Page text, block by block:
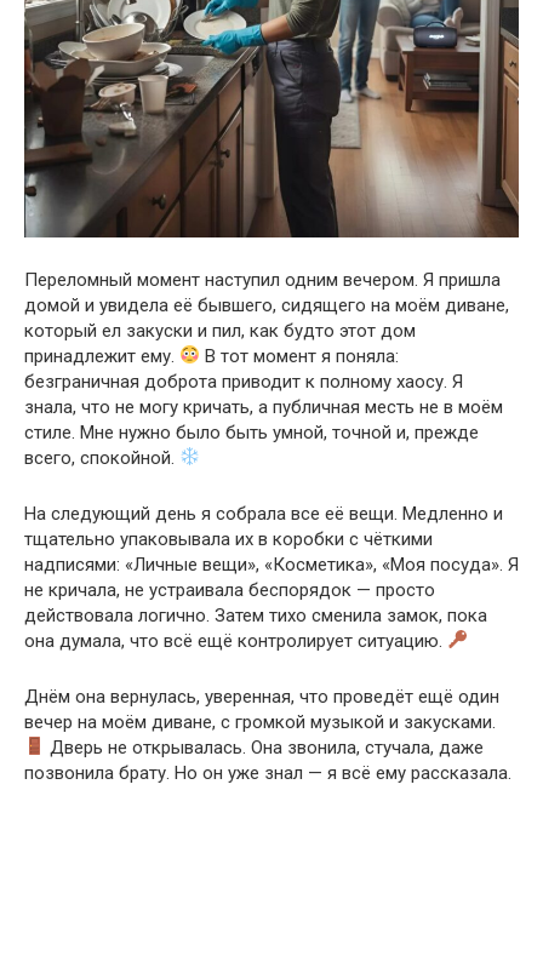
Переломный момент наступил одним вечером. Я пришла
домой и увидела её бывшего, сидящего на моём диване,
который ел закуски и пил, как будто этот дом
принадлежит ему.
В тот момент я поняла:
безграничная доброта приводит к полному хаосу. Я
знала, что не могу кричать, а публичная месть не в моём
стиле. Мне нужно было быть умной, точной и, прежде
всего, спокойной.
На следующий день я собрала все её вещи. Медленно и
тщательно упаковывала их в коробки с чёткими
надписями: «Личные вещи», «Косметика», «Моя посуда». Я
не кричала, не устраивала беспорядок — просто
действовала логично. Затем тихо сменила замок, пока
она думала, что всё ещё контролирует ситуацию.
Днём она вернулась, уверенная, что проведёт ещё один
вечер на моём диване, с громкой музыкой и закусками.
Дверь не открывалась. Она звонила, стучала, даже
позвонила брату. Но он уже знал — я всё ему рассказала.